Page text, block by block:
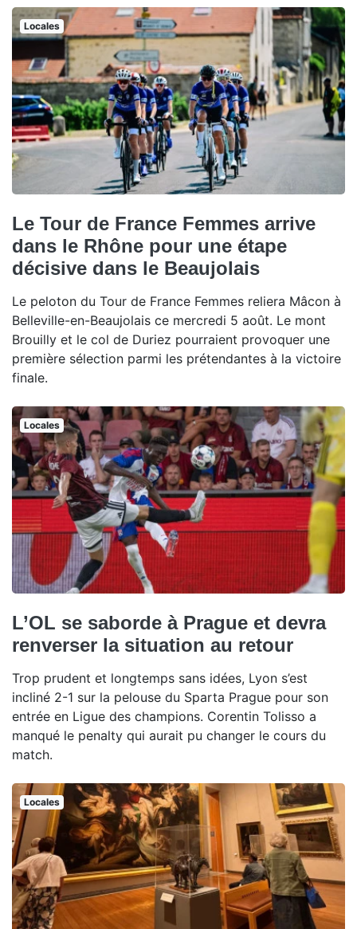
Locales
Le Tour de France Femmes arrive
dans le Rhône pour une étape
décisive dans le Beaujolais
Le peloton du Tour de France Femmes reliera Mâcon à
Belleville-en-Beaujolais ce mercredi 5 août. Le mont
Brouilly et le col de Duriez pourraient provoquer une
première sélection parmi les prétendantes à la victoire
finale.
Locales
L’OL se saborde à Prague et devra
renverser la situation au retour
Trop prudent et longtemps sans idées, Lyon s’est
incliné 2-1 sur la pelouse du Sparta Prague pour son
entrée en Ligue des champions. Corentin Tolisso a
manqué le penalty qui aurait pu changer le cours du
match.
Locales